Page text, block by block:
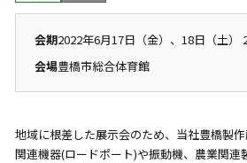
会期2022年6月17日（金）、18日（土）
会場豊橋市総合体育館
地域に根差した展示会のため、当社豊橋製
関連機器(ロードポート)や振動機、農業関連